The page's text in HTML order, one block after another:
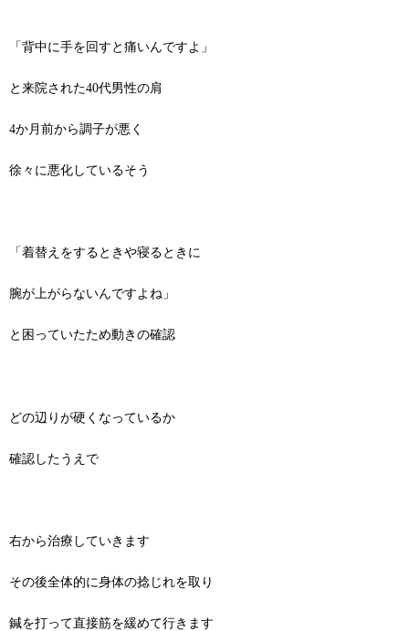
「背中に手を回すと痛いんですよ」
と来院された40代男性の肩
4か月前から調子が悪く
徐々に悪化しているそう
「着替えをするときや寝るときに
腕が上がらないんですよね」
と困っていたため動きの確認
どの辺りが硬くなっているか
確認したうえで
右から治療していきます
その後全体的に身体の捻じれを取り
鍼を打って直接筋を緩めて行きます